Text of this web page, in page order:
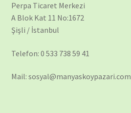
Perpa Ticaret Merkezi
A Blok Kat 11 No:1672
Şişli / İstanbul
Telefon: 0 533 738 59 41
Mail: sosyal@manyaskoypazari.com